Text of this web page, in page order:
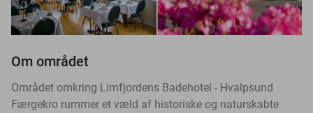
Om området
Området omkring Limfjordens Badehotel - Hvalpsund
Færgekro rummer et væld af historiske og naturskabte